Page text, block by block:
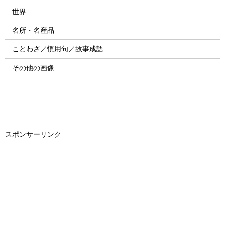
世界
名所・名産品
ことわざ／慣用句／故事成語
その他の画像
スポンサーリンク